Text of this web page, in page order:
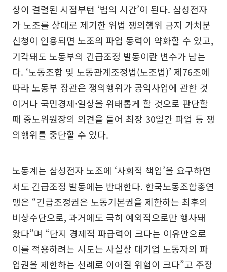
상이 결렬된 시점부턴 ‘법의 시간’이 된다. 삼성전자
가 노조를 상대로 제기한 위법 쟁의행위 금지 가처분
신청이 인용되면 노조의 파업 동력이 약화할 수 있고,
기각돼도 노동부의 긴급조정 발동이란 변수가 남는
다. ‘노동조합 및 노동관계조정법(노조법)’ 제76조에
따라 노동부 장관은 쟁의행위가 공익사업에 관한 것
이거나 국민경제·일상을 위태롭게 할 것으로 판단할
때 중노위원장의 의견을 들어 최장 30일간 파업 등 쟁
의행위를 중단할 수 있다.
노동계는 삼성전자 노조에 ‘사회적 책임’을 요구하면
서도 긴급조정 발동에는 반대한다. 한국노동조합총연
맹은 “긴급조정권은 노동기본권을 제한하는 최후의
비상수단으로, 과거에도 극히 예외적으로만 행사돼
왔다”며 “단지 경제적 파급력이 크다는 이유만으로
이를 적용하려는 시도는 사실상 대기업 노동자의 파
업권을 제한하는 선례로 이어질 위험이 크다”고 주장